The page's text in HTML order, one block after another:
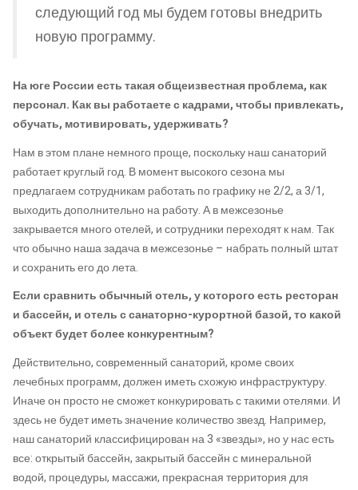
следующий год мы будем готовы внедрить
новую программу.
На юге России есть такая общеизвестная проблема, как
персонал. Как вы работаете с кадрами, чтобы привлекать,
обучать, мотивировать, удерживать?
Нам в этом плане немного проще, поскольку наш санаторий
работает круглый год. В момент высокого сезона мы
предлагаем сотрудникам работать по графику не 2/2, а 3/1,
выходить дополнительно на работу. А в межсезонье
закрывается много отелей, и сотрудники переходят к нам. Так
что обычно наша задача в межсезонье – набрать полный штат
и сохранить его до лета.
Если сравнить обычный отель, у которого есть ресторан
и бассейн, и отель с санаторно-курортной базой, то какой
объект будет более конкурентным?
Действительно, современный санаторий, кроме своих
лечебных программ, должен иметь схожую инфраструктуру.
Иначе он просто не сможет конкурировать с такими отелями. И
здесь не будет иметь значение количество звезд. Например,
наш санаторий классифицирован на 3 «звезды», но у нас есть
все: открытый бассейн, закрытый бассейн с минеральной
водой, процедуры, массажи, прекрасная территория для